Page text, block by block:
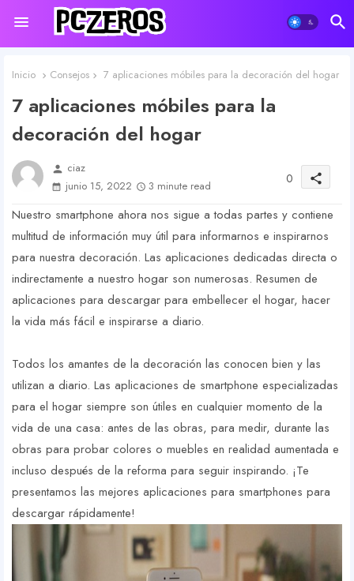
Inicio Consejos 7 aplicaciones móbiles para la decoración del hogar
7 aplicaciones móbiles para la
decoración del hogar
person ciaz
junio 15, 2022
3 minute read 0 share
Nuestro smartphone ahora nos sigue a todas partes y contiene
multitud de información muy útil para informarnos e inspirarnos
para nuestra decoración. Las aplicaciones dedicadas directa o
indirectamente a nuestro hogar son numerosas. Resumen de
aplicaciones para descargar para embellecer el hogar, hacer
la vida más fácil e inspirarse a diario.
Todos los amantes de la decoración las conocen bien y las
utilizan a diario. Las aplicaciones de smartphone especializadas
para el hogar siempre son útiles en cualquier momento de la
vida de una casa: antes de las obras, para medir, durante las
obras para probar colores o muebles en realidad aumentada e
incluso después de la reforma para seguir inspirando. ¡Te
presentamos las mejores aplicaciones para smartphones para
descargar rápidamente!